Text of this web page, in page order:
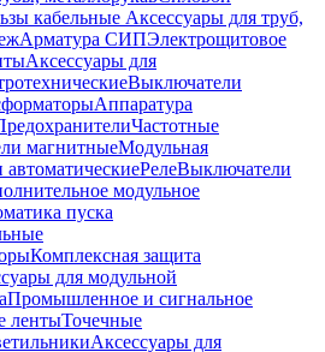
кабельные Аксессуары для труб,
Арматура СИПЭлектрощитовое
Аксессуары для
Выключатели
Аппаратура
Частотные
магнитныеМодульная
РелеВыключатели
модульное
пуска
Комплексная защита
для модульной
Промышленное и сигнальное
лентыТочечные
Аксессуары для